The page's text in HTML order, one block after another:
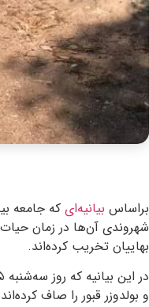
براساس بیانیه‌ای که جامعه
بهاییان تخریب کرده‌اند.
و بولدوزر قبور را صاف